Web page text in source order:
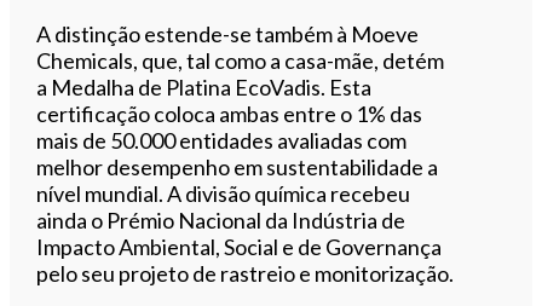
A distinção estende-se também à Moeve
Chemicals, que, tal como a casa-mãe, detém
a Medalha de Platina EcoVadis. Esta
certificação coloca ambas entre o 1% das
mais de 50.000 entidades avaliadas com
melhor desempenho em sustentabilidade a
nível mundial. A divisão química recebeu
ainda o Prémio Nacional da Indústria de
Impacto Ambiental, Social e de Governança
pelo seu projeto de rastreio e monitorização.